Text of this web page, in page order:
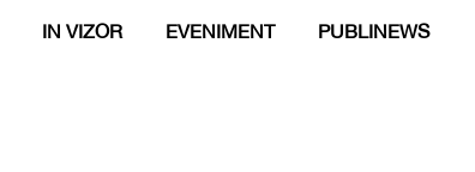
IN VIZOR EVENIMENT PUBLINEWS